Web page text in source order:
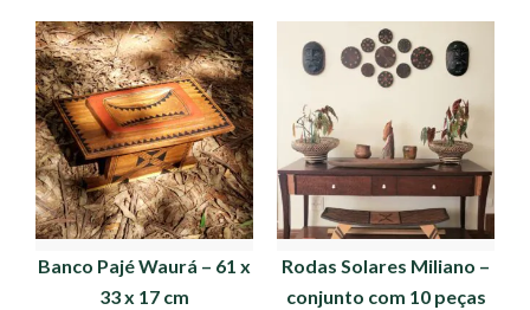
Banco Pajé Waurá – 61 x
33 x 17 cm
Rodas Solares Miliano –
conjunto com 10 peças